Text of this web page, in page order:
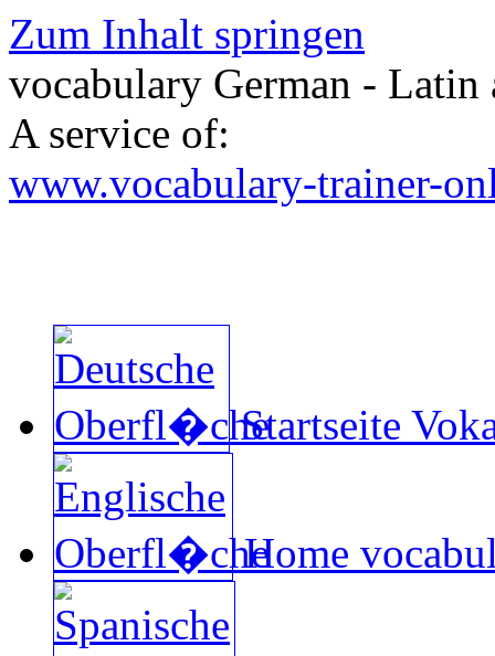
Zum Inhalt springen
vocabulary German - Latin
A service of:
www.vocabulary-trainer-
Startseite
Home